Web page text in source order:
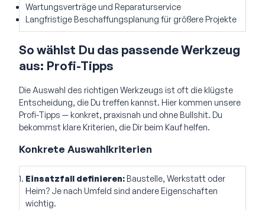
Wartungsverträge und Reparaturservice
Langfristige Beschaffungsplanung für größere Projekte
So wählst Du das passende Werkzeug
aus: Profi-Tipps
Die Auswahl des richtigen Werkzeugs ist oft die klügste
Entscheidung, die Du treffen kannst. Hier kommen unsere
Profi-Tipps — konkret, praxisnah und ohne Bullshit. Du
bekommst klare Kriterien, die Dir beim Kauf helfen.
Konkrete Auswahlkriterien
Einsatzfall definieren: Baustelle, Werkstatt oder
Heim? Je nach Umfeld sind andere Eigenschaften
wichtig.